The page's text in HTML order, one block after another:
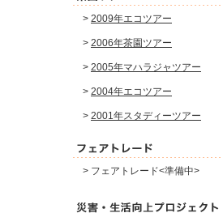
> 2009年エコツアー
> 2006年茶園ツアー
> 2005年マハラジャツアー
> 2004年エコツアー
> 2001年スタディーツアー
> フェアトレード<準備中>